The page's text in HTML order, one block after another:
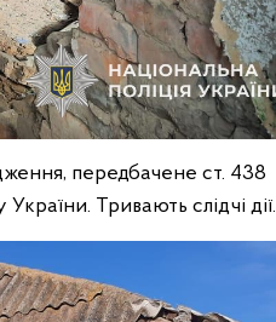
передбачене ст. 438
Тривають слідчі дії.